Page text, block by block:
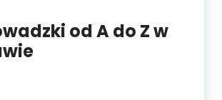
od A do Z w